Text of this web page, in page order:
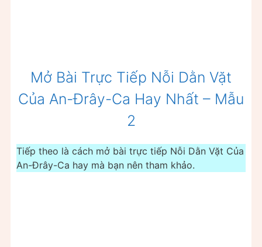
Mở Bài Trực Tiếp Nỗi Dằn Vặt
Của An-Đrây-Ca Hay Nhất – Mẫu
2
Tiếp theo là cách mở bài trực tiếp Nỗi Dằn Vặt Của
An-Đrây-Ca hay mà bạn nên tham khảo.